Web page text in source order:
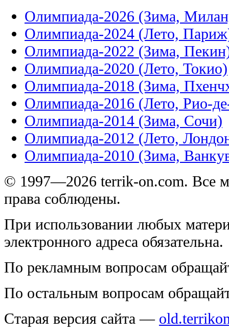
Олимпиада-2026 (Зима,
Олимпиада-2024 (Лето,
Олимпиада-2022 (Зима,
Олимпиада-2020 (Лето, Токио)
Олимпиада-2018 (Зима,
Олимпиада-2016 (Лето, Рио-
Олимпиада-2014 (Зима, Сочи)
Олимпиада-2012 (Лето,
Олимпиада-2010 (Зима,
© 1997—2026 terrik-on.com. Все
права соблюдены.
При использовании любых
электронного адреса обязательна.
По рекламным вопросам
По остальным вопросам
Старая версия сайта —